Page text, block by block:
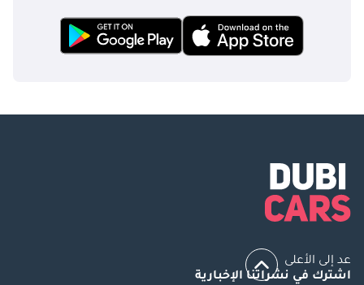
عد إلى الأعلى
اشترك في نشراتنا الإخبارية